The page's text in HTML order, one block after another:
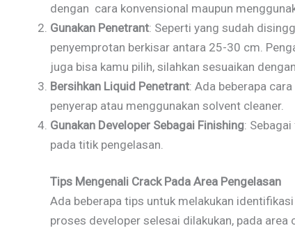
dengan cara konvensional maupun
Gunakan Penetrant: Seperti yang sudah
penyemprotan berkisar antara 25-30 cm.
juga bisa kamu pilih, silahkan sesuaikan
Bersihkan Liquid Penetrant: Ada beberapa
penyerap atau menggunakan solvent cleaner.
Gunakan Developer Sebagai Finishing:
pada titik pengelasan.
Tips Mengenali Crack Pada Area Pengelasan
Ada beberapa tips untuk melakukan
proses developer selesai dilakukan, pada area